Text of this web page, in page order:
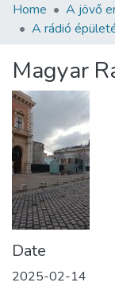
Communities &
Statistics
About us
Home
A rádió
Magyar
Date
2025-02-14